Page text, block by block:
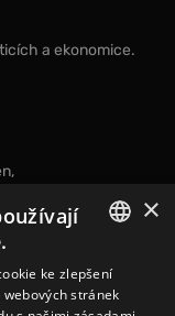
a ekonomice.
CZECH
×
ke zlepšení
stránek